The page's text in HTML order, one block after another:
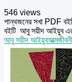
546 views
পান্থজনের সখা PDF
বইটি আবু সয়ীদ আইয়ুব এর
আবু সয়ীদ আইয়ুবআত্মজীবনী